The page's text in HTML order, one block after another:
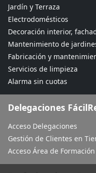
Jardín y Terraza
Electrodomésticos
Decoración interior,
Mantenimiento de
Fabricación y
Servicios de limpieza
Alarma sin cuotas
Delegaciones
Acceso Delegaciones
Gestión de Clientes en
Acceso Área de Formación